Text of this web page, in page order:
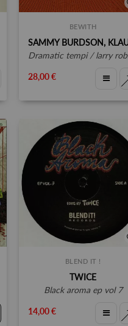
BEWITH
dramatic tempi / larry robbins background rhythms
28,00 €
BLEND IT !
TWICE
black aroma ep vol 7
14,00 €